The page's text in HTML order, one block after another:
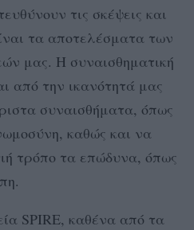
τις σκέψεις και
τα αποτελέσματα των
μας. Η συναισθηματική
από την ικανότητά μας
συναισθήματα, όπως
καθώς και να
τρόπο τα επώδυνα, όπως
SPIRE, καθένα από τα